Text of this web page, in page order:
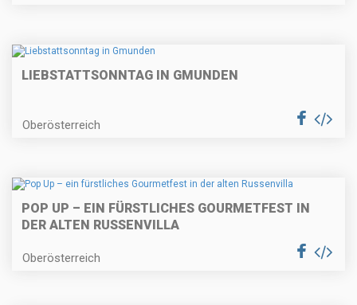
LIEBSTATTSONNTAG IN GMUNDEN
Oberösterreich
POP UP – EIN FÜRSTLICHES GOURMETFEST IN
DER ALTEN RUSSENVILLA
Oberösterreich